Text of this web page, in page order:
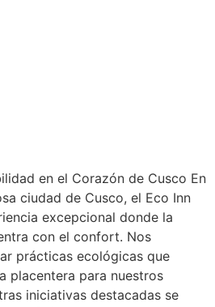
en el Corazón de Cusco En
ciudad de Cusco, el Eco Inn
excepcional donde la
con el confort. Nos
prácticas ecológicas que
placentera para nuestros
iniciativas destacadas se